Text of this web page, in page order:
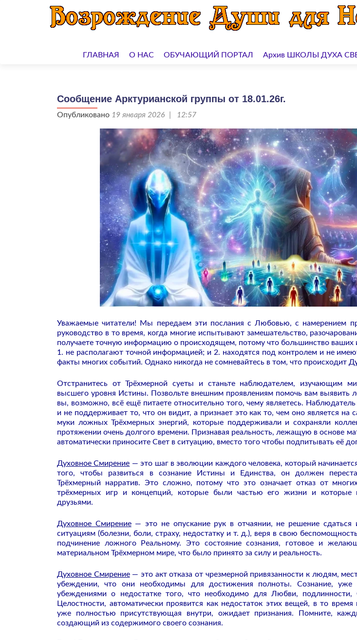
кГЛАВНАЯ О НАС ОБУЧАЮЩИЙ ПОРТАЛ Архив ШКОЛЫ ДУХА
Сообщение Арктурианской группы от 18.01.26г.
Опубликовано 19 января 2026 | 12:57
Уважаемые читатели! Мы передаем эти послания с Любовью, с намерением
руководство в то время, когда многие испытывают замешательство,
получаете точную информацию о происходящем, потому что большинство ваших
1. не располагают точной информацией; и 2. находятся под контролем и не
факты многих событий. Однако никогда не сомневайтесь в том, что происходит
Отстранитесь от Трёхмерной суеты и станьте наблюдателем, изучающим
высшего уровня Истины. Позвольте внешним проявлениям помочь вам выявить
вы, возможно, всё ещё питаете относительно того, чему являетесь.
и не поддерживает то, что он видит, а признает это как то, чем оно является
муки ложных Трёхмерных энергий, которые поддерживали и сохраняли
протяжении очень долгого времени. Признавая реальность, лежащую в основе
автоматически приносите Свет в ситуацию, вместо того чтобы подпитывать её
Духовное Смирение — это шаг в эволюции каждого человека, который
того, чтобы развиться в сознание Истины и Единства, он должен
Трёхмерный нарратив. Это сложно, потому что это означает отказ от
трёхмерных игр и концепций, которые были частью его жизни и которые
друзьями.
Духовное Смирение— это не опускание рук в отчаянии, не решение сдаться
ситуациям (болезни, боли, страху, недостатку и т. д.), веря в свою
подчинение ложного Реальному. Это состояние сознания, готовое и
материальном Трёхмерном мире, что было принято за силу и реальность.
Духовное Смирение— это акт отказа от чрезмерной привязанности к людям,
убеждении, что они необходимы для достижения полноты. Сознание, уже
убеждениями о недостатке того, что необходимо для Любви, подлинности,
Целостности, автоматически проявится как недостаток этих вещей, в то
уже полностью присутствующая внутри, ожидает признания. Помните,
создающий из содержимого своего сознания.